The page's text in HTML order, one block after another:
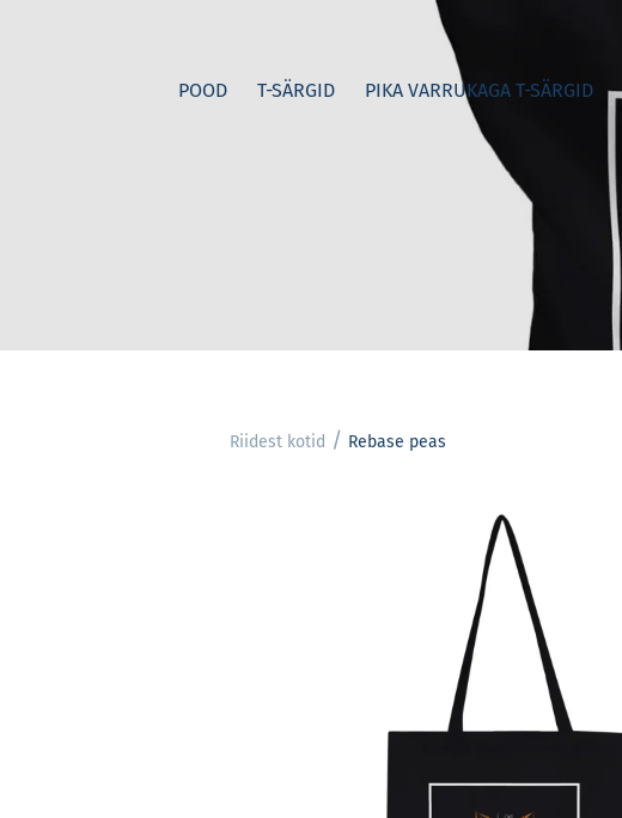
POOD T-SÄRGID PIKA VARRUKAGA T-SÄRGID
Riidest kotid / Rebase peas